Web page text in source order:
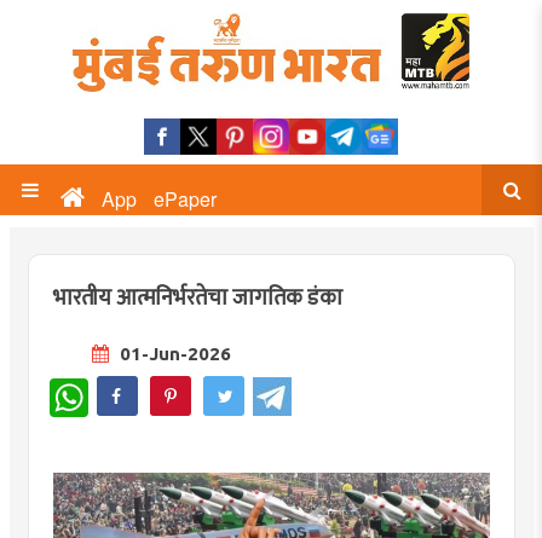
App ePaper
भारतीय आत्मनिर्भरतेचा जागतिक डंका
01-Jun-2026
WhatsApp